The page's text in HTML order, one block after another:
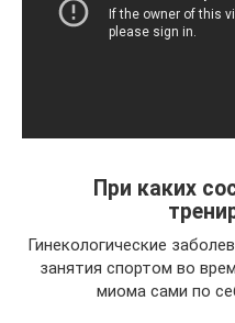
При каких
Гинекологические
занятия спортом во
миома сами по